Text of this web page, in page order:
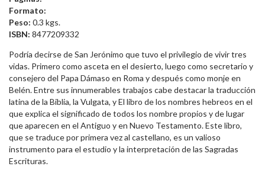
Formato:
Peso: 0.3 kgs.
ISBN: 8477209332
Podría decirse de San Jerónimo que tuvo el privilegio de vivir tres
vidas. Primero como asceta en el desierto, luego como secretario y
consejero del Papa Dámaso en Roma y después como monje en
Belén. Entre sus innumerables trabajos cabe destacar la traducción
latina de la Biblia, la Vulgata, y El libro de los nombres hebreos en el
que explica el significado de todos los nombre propios y de lugar
que aparecen en el Antiguo y en Nuevo Testamento. Este libro,
que se traduce por primera vez al castellano, es un valioso
instrumento para el estudio y la interpretación de las Sagradas
Escrituras.